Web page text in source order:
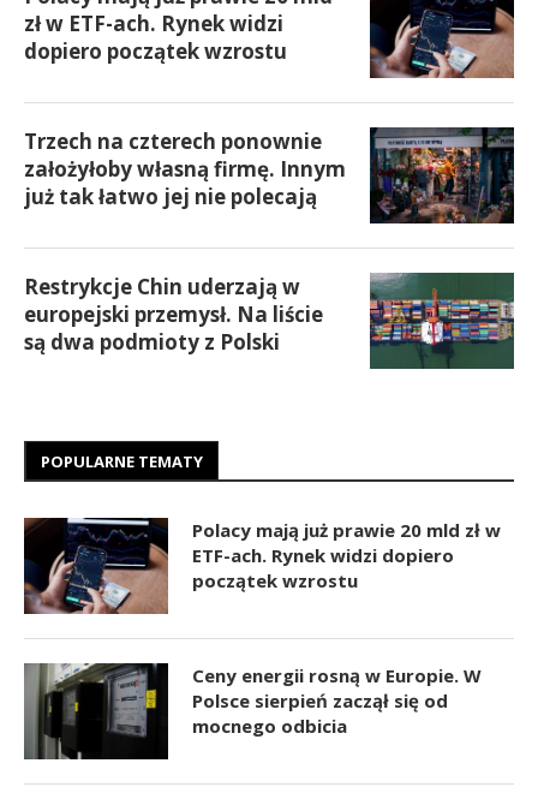
zł w ETF-ach. Rynek widzi
dopiero początek wzrostu
Trzech na czterech ponownie
założyłoby własną firmę. Innym
już tak łatwo jej nie polecają
Restrykcje Chin uderzają w
europejski przemysł. Na liście
są dwa podmioty z Polski
POPULARNE TEMATY
Polacy mają już prawie 20 mld zł w
ETF-ach. Rynek widzi dopiero
początek wzrostu
Ceny energii rosną w Europie. W
Polsce sierpień zaczął się od
mocnego odbicia